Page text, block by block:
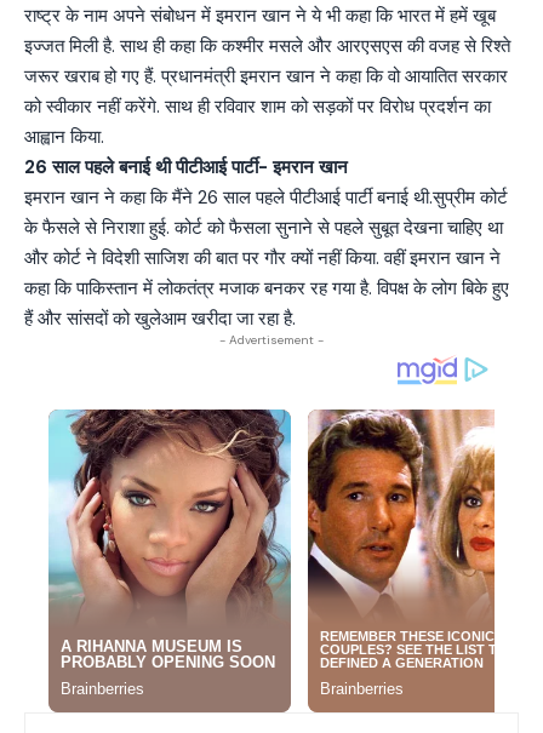
राष्ट्र के नाम अपने संबोधन में इमरान खान ने ये भी कहा कि भारत में हमें खूब
इज्जत मिली है. साथ ही कहा कि कश्मीर मसले और आरएसएस की वजह से रिश्ते
जरूर खराब हो गए हैं. प्रधानमंत्री इमरान खान ने कहा कि वो आयातित सरकार
को स्वीकार नहीं करेंगे. साथ ही रविवार शाम को सड़कों पर विरोध प्रदर्शन का
आह्वान किया.
26 साल पहले बनाई थी पीटीआई पार्टी- इमरान खान
इमरान खान ने कहा कि मैंने 26 साल पहले पीटीआई पार्टी बनाई थी.सुप्रीम कोर्ट
के फैसले से निराशा हुई. कोर्ट को फैसला सुनाने से पहले सुबूत देखना चाहिए था
और कोर्ट ने विदेशी साजिश की बात पर गौर क्यों नहीं किया. वहीं इमरान खान ने
कहा कि पाकिस्तान में लोकतंत्र मजाक बनकर रह गया है. विपक्ष के लोग बिके हुए
हैं और सांसदों को खुलेआम खरीदा जा रहा है.
- Advertisement -